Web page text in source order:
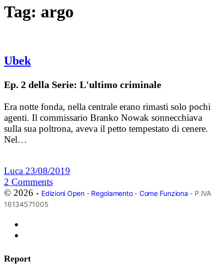
Tag: argo
Ubek
Ep. 2 della Serie: L'ultimo criminale
Era notte fonda, nella centrale erano rimasti solo pochi
agenti. Il commissario Branko Nowak sonnecchiava
sulla sua poltrona, aveva il petto tempestato di cenere.
Nel…
Luca 23/08/2019
2 Comments
© 2026 - Edizioni Open- Regolamento- Come Funziona - P.IVA
16134571005
Report